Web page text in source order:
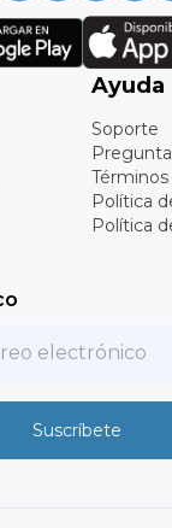
Ayuda
Soporte
Política
Política
Suscríbete